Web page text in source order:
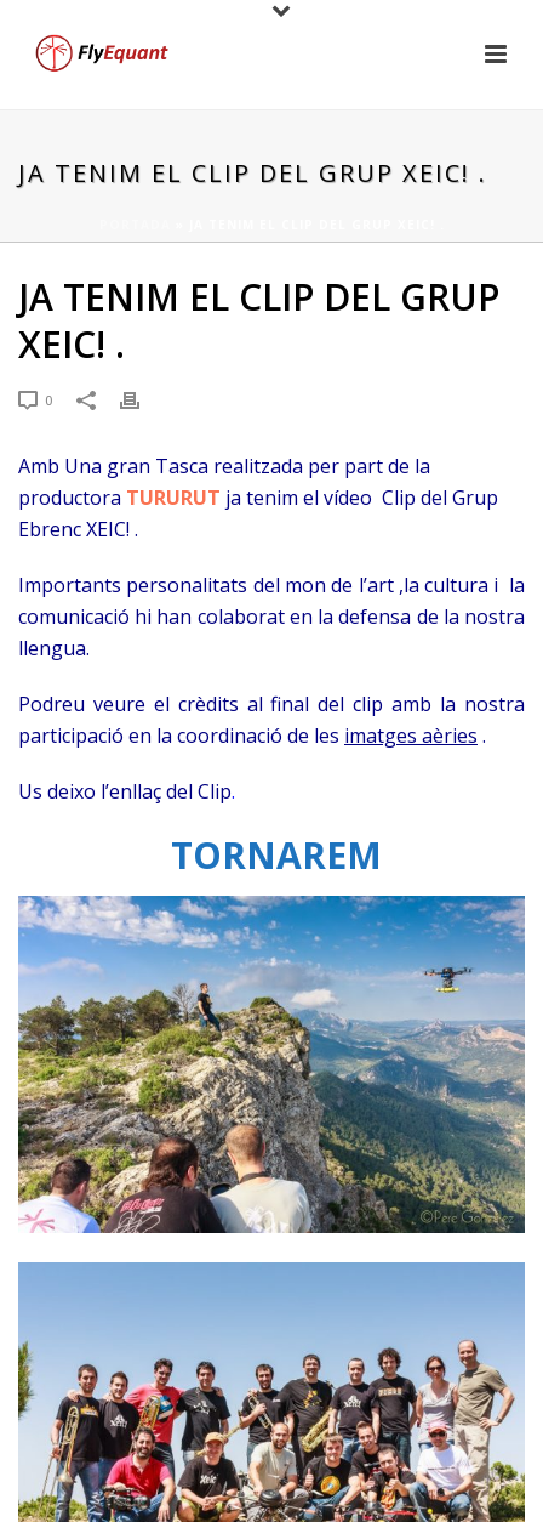
JA TENIM EL CLIP DEL GRUP XEIC! .
JA TENIM EL CLIP DEL GRUP
XEIC! .
0
Amb Una gran Tasca realitzada per part de la
productora TURURUT ja tenim el vídeo Clip del Grup
Ebrenc XEIC! .
Importants personalitats del mon de l’art ,la cultura i la
comunicació hi han colaborat en la defensa de la nostra
llengua.
Podreu veure el crèdits al final del clip amb la nostra
participació en la coordinació de les imatges aèries .
Us deixo l’enllaç del Clip.
TORNAREM